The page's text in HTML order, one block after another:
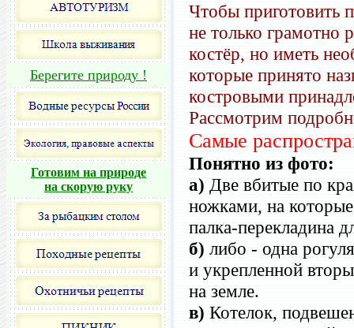
Берегите природу !
Готовим на природе
на скорую руку
Чтобы приготовить
не только грамотно
костёр, но иметь
которые принято
костровыми
Рассмотрим
Самые
Понятно из фото:
а) Две вбитые по
ножками, на которые
палка-перекладина
б) либо - одна
и укрепленной
на земле.
в) Котелок,